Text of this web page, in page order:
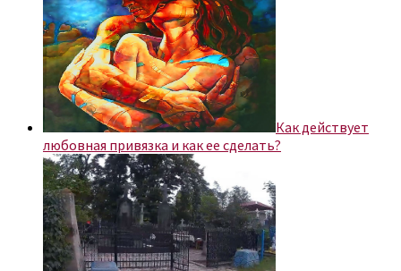
Как действует
любовная привязка и как ее сделать?